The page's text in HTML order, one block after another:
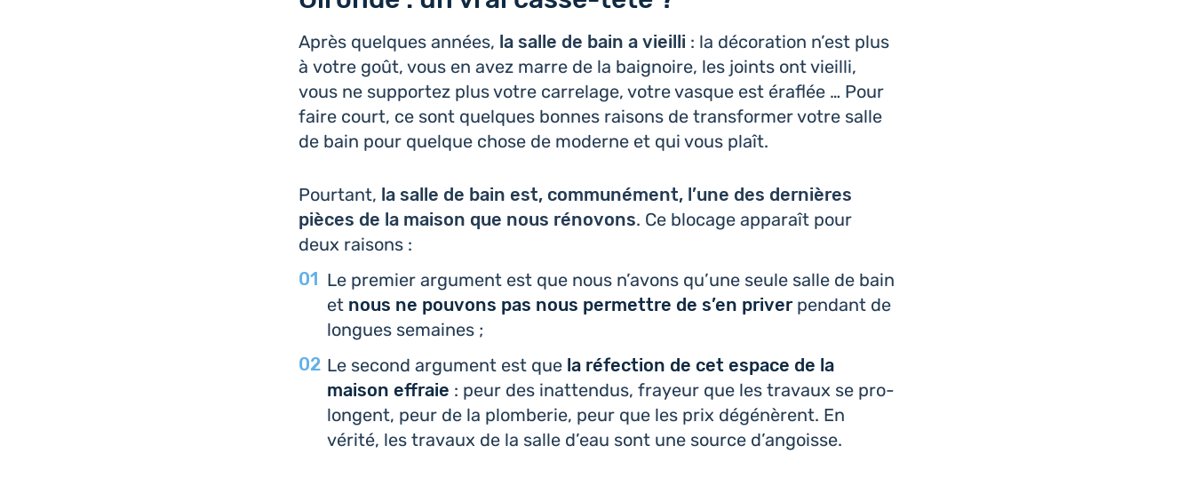
Après quelques années, la salle de bain a vieilli : la déco­ra­tion n’est plus
à votre goût, vous en avez marre de la bai­gnoire, les joints ont vieilli,
vous ne sup­por­tez plus votre car­re­lage, votre vasque est éraflée … Pour
faire court, ce sont quelques bonnes raisons de trans­for­mer votre salle
de bain pour quelque chose de moderne et qui vous plaît.
Pour­tant, la salle de bain est, com­mu­né­ment, l’une des der­nières
pièces de la maison que nous réno­vons. Ce blocage appa­raît pour
deux raisons :
Le premier argu­ment est que nous n’avons qu’une seule salle de bain
et nous ne pouvons pas nous per­mettre de s’en priverpendant de
longues semaines ;
Le second argu­ment est que la réfec­tion de cet espace de la
maison effraie : peur des inat­ten­dus, frayeur que les travaux se pro­
longent, peur de la plom­be­rie, peur que les prix dégé­nèrent. En
vérité, les travaux de la salle d’eau sont une source d’angoisse.